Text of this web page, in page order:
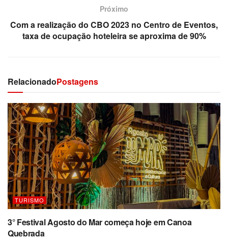
Próximo
Com a realização do CBO 2023 no Centro de Eventos,
taxa de ocupação hoteleira se aproxima de 90%
RelacionadoPostagens
TURISMO
3° Festival Agosto do Mar começa hoje em Canoa
Quebrada